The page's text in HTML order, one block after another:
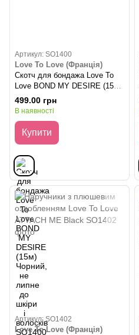
Артикул: SO1400
Love To Love (Франція)
Скотч для бондажа Love To
Love BOND MY DESIRE (15м)
Чорний, не липне до шкіри і
волосків
499.00 грн
В наявності
Купити
Артикул: SO1402
Love To Love (Франція)